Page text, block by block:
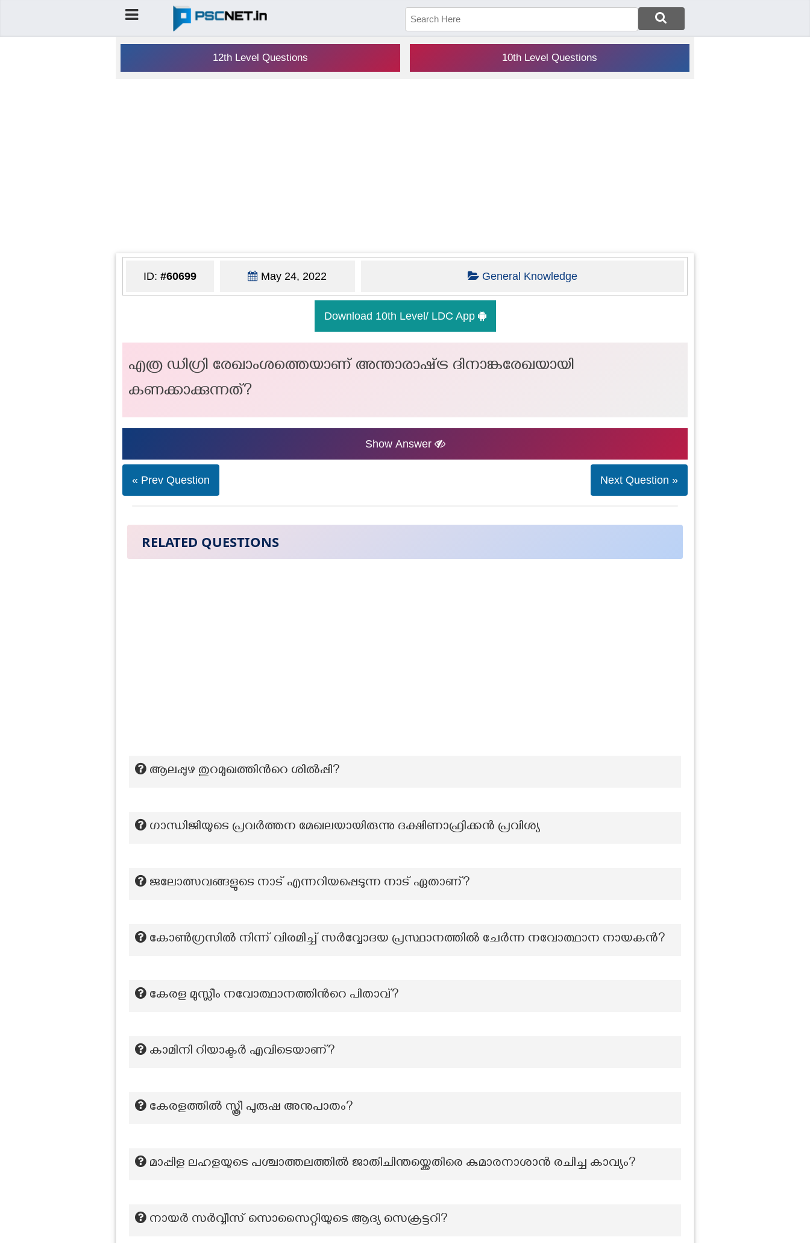
12th Level Questions 10th Level Questions
ID: #60699 May 24, 2022 General Knowledge
Download 10th Level/ LDC App
എത്ര ഡിഗ്രി രേഖാംശത്തെയാണ് അന്താരാഷ്‌ട്ര ദിനാങ്കരേഖയായി
കണക്കാക്കുന്നത്?
Show Answer
« Prev Question Next Question »
RELATED QUESTIONS
ആലപ്പുഴ തുറമുഖത്തിന്‍റെ ശില്‍പ്പി?
ഗാന്ധിജിയുടെ പ്രവർത്തന മേഖലയായിരുന്നു ദക്ഷിണാഫ്രിക്കൻ പ്രവിശ്യ
ജലോത്സവങ്ങളുടെ നാട് എന്നറിയപ്പെടുന്ന നാട് ഏതാണ്?
കോൺഗ്രസിൽ നിന്ന് വിരമിച്ച് സർവ്വോദയ പ്രസ്ഥാനത്തിൽ ചേർന്ന നവോത്ഥാന നായകൻ?
കേരള മുസ്ലീം നവോത്ഥാനത്തിന്‍റെ പിതാവ്?
കാമിനി റിയാക്ടർ എവിടെയാണ്?
കേരളത്തിൽ സ്ത്രീ പുരുഷ അനുപാതം?
മാപ്പിള ലഹളയുടെ പശ്ചാത്തലത്തിൽ ജാതിചിന്തയ്ക്കെതിരെ കുമാരനാശാൻ രചിച്ച കാവ്യം?
നായര്‍ സര്‍വ്വീസ് സൊസൈറ്റിയുടെ ആദ്യ സെക്രട്ടറി?